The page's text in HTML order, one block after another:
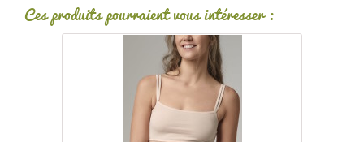
Ces produits pourraient vous intéresser :